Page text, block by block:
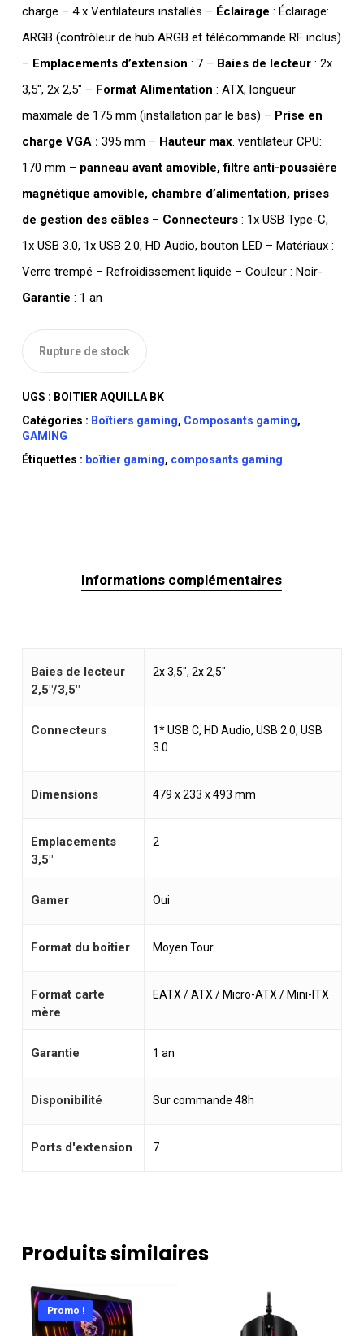
charge – 4 x Ventilateurs installés – Éclairage : Éclairage:
ARGB (contrôleur de hub ARGB et télécommande RF inclus)
– Emplacements d’extension : 7 – Baies de lecteur: 2x
3,5″, 2x 2,5″ – Format Alimentation : ATX, longueur
maximale de 175 mm (installation par le bas) – Prise en
charge VGA : 395 mm – Hauteur max. ventilateur CPU:
170 mm – panneau avant amovible, filtre anti-poussière
magnétique amovible, chambre d’alimentation, prises
de gestion des câbles– Connecteurs: 1x USB Type-C,
1x USB 3.0, 1x USB 2.0, HD Audio, bouton LED – Matériaux :
Verre trempé – Refroidissement liquide – Couleur : Noir-
Garantie : 1 an
Rupture de stock
UGS : BOITIER AQUILLA BK
Catégories : Boîtiers gaming, Composants gaming,
GAMING
Étiquettes : boîtier gaming, composants gaming
Informations complémentaires
Baies de lecteur
2,5"/3,5"
2x 3,5", 2x 2,5"
Connecteurs
1* USB C, HD Audio, USB 2.0, USB
3.0
Dimensions 479 x 233 x 493 mm
Emplacements
3,5"
2
Gamer Oui
Format du boitier Moyen Tour
Format carte
mère
EATX / ATX / Micro-ATX / Mini-ITX
Garantie 1 an
Disponibilité Sur commande 48h
Ports d'extension 7
Produits similaires
Promo !